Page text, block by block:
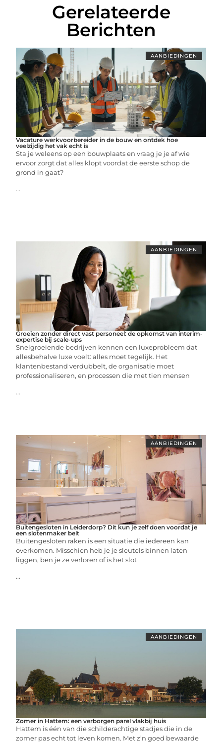
Gerelateerde
Berichten
AANBIEDINGEN
Vacature werkvoorbereider in de bouw en ontdek hoe
veelzijdig het vak echt is
Sta je weleens op een bouwplaats en vraag je je af wie
ervoor zorgt dat alles klopt voordat de eerste schop de
grond in gaat?
...
AANBIEDINGEN
Groeien zonder direct vast personeel: de opkomst van interim-
expertise bij scale-ups
Snelgroeiende bedrijven kennen een luxeprobleem dat
allesbehalve luxe voelt: alles moet tegelijk. Het
klantenbestand verdubbelt, de organisatie moet
professionaliseren, en processen die met tien mensen
...
AANBIEDINGEN
Buitengesloten in Leiderdorp? Dit kun je zelf doen voordat je
een slotenmaker belt
Buitengesloten raken is een situatie die iedereen kan
overkomen. Misschien heb je je sleutels binnen laten
liggen, ben je ze verloren of is het slot
...
AANBIEDINGEN
Zomer in Hattem: een verborgen parel vlakbij huis
Hattem is één van die schilderachtige stadjes die in de
zomer pas echt tot leven komen. Met z’n goed bewaarde